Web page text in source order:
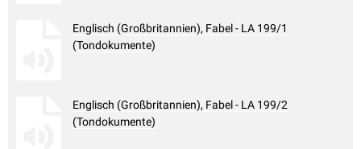
Englisch (Großbritannien), Fabel - LA 199/1
(Tondokumente)
Englisch (Großbritannien), Fabel - LA 199/2
(Tondokumente)